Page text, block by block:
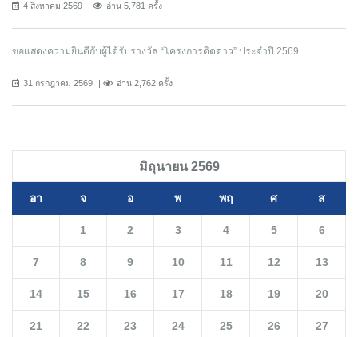
4 สิงหาคม 2569 อ่าน 5,781 ครั้ง
ขอแสดงความยินดีกับผู้ได้รับรางวัล “โครงการติดดาว” ประจำปี 2569
31 กรกฎาคม 2569 อ่าน 2,762 ครั้ง
มิถุนายน 2569
อา จ อ พ พฤ ศ ส
1 2 3 4 5 6
7 8 9 10 11 12 13
14 15 16 17 18 19 20
21 22 23 24 25 26 27